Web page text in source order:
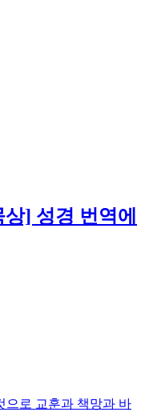
] 성경 번역에
으로 교훈과 책망과 바